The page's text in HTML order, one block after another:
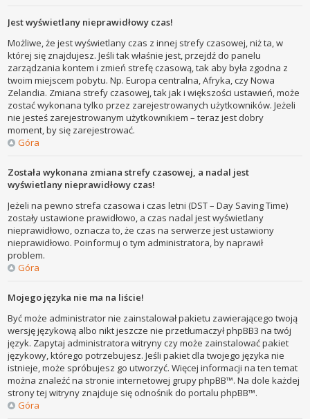
Jest wyświetlany nieprawidłowy czas!
Możliwe, że jest wyświetlany czas z innej strefy czasowej, niż ta, w
której się znajdujesz. Jeśli tak właśnie jest, przejdź do panelu
zarządzania kontem i zmień strefę czasową, tak aby była zgodna z
twoim miejscem pobytu. Np. Europa centralna, Afryka, czy Nowa
Zelandia. Zmiana strefy czasowej, tak jak i większości ustawień, może
zostać wykonana tylko przez zarejestrowanych użytkowników. Jeżeli
nie jesteś zarejestrowanym użytkownikiem – teraz jest dobry
moment, by się zarejestrować.
Góra
Została wykonana zmiana strefy czasowej, a nadal jest
wyświetlany nieprawidłowy czas!
Jeżeli na pewno strefa czasowa i czas letni (DST – Day Saving Time)
zostały ustawione prawidłowo, a czas nadal jest wyświetlany
nieprawidłowo, oznacza to, że czas na serwerze jest ustawiony
nieprawidłowo. Poinformuj o tym administratora, by naprawił
problem.
Góra
Mojego języka nie ma na liście!
Być może administrator nie zainstalował pakietu zawierającego twoją
wersję językową albo nikt jeszcze nie przetłumaczył phpBB3 na twój
język. Zapytaj administratora witryny czy może zainstalować pakiet
językowy, którego potrzebujesz. Jeśli pakiet dla twojego języka nie
istnieje, może spróbujesz go utworzyć. Więcej informacji na ten temat
można znaleźć na stronie internetowej grupy phpBB™. Na dole każdej
strony tej witryny znajduje się odnośnik do portalu phpBB™.
Góra